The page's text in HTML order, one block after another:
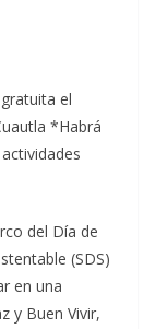
el
*Habrá
del Día de
(SDS)
en una
y Buen Vivir,